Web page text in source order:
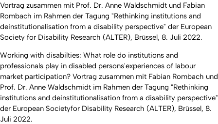
Vortrag zusammen mit Prof. Dr. Anne Waldschmidt und Fabian
Rombach im Rahmen der Tagung "Rethinking institutions and
deinstitutionalisation from a disability perspective" der European
Society for Disability Research (ALTER), Brüssel, 8. Juli 2022.
Working with disabilties: What role do institutions and
professionals play in disabled persons'experiences of labour
market participation? Vortrag zusammen mit Fabian Rombach und
Prof. Dr. Anne Waldschmidt im Rahmen der Tagung "Rethinking
institutions and deinstitutionalisation from a disability perspective"
der European Societyfor Disability Research (ALTER), Brüssel, 8.
Juli 2022.